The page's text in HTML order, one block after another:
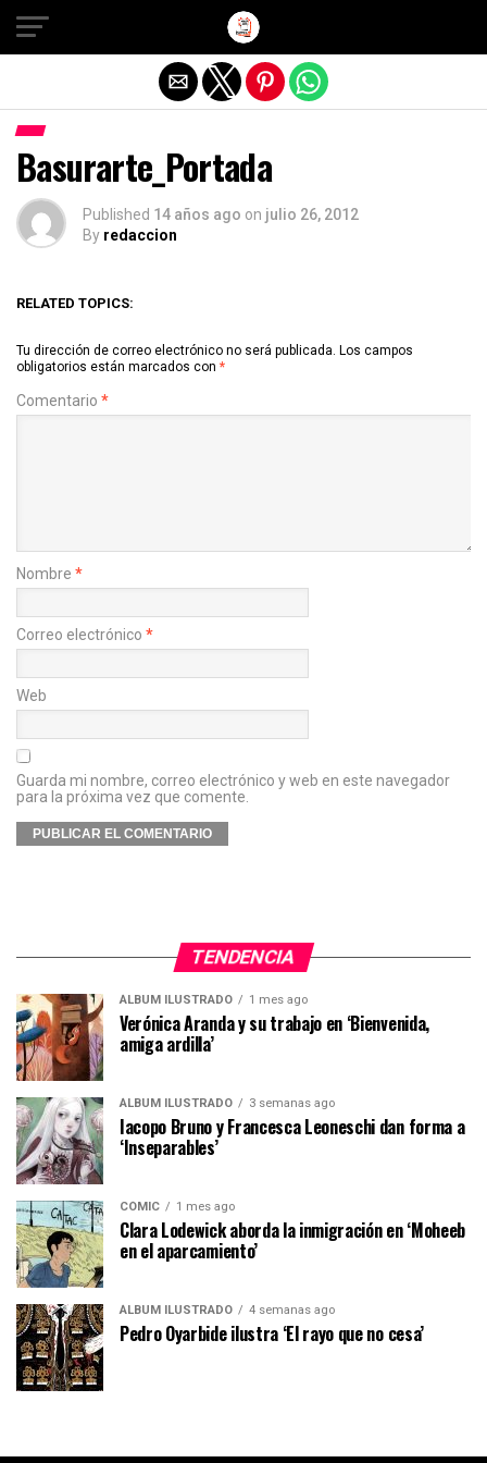
Basurarte_Portada
Published 14 años ago on julio 26, 2012
By redaccion
RELATED TOPICS:
Tu dirección de correo electrónico no será publicada. Los campos
obligatorios están marcados con *
Comentario *
Nombre *
Correo electrónico *
Web
Guarda mi nombre, correo electrónico y web en este navegador
para la próxima vez que comente.
TENDENCIA
ÁLBUM ILUSTRADO 1 mes ago
Verónica Aranda y su trabajo en ‘Bienvenida,
amiga ardilla’
ÁLBUM ILUSTRADO 3 semanas ago
Iacopo Bruno y Francesca Leoneschi dan forma a
‘Inseparables’
CÓMIC 1 mes ago
Clara Lodewick aborda la inmigración en ‘Moheeb
en el aparcamiento’
ÁLBUM ILUSTRADO 4 semanas ago
Pedro Oyarbide ilustra ‘El rayo que no cesa’
Salir de la versión móvil